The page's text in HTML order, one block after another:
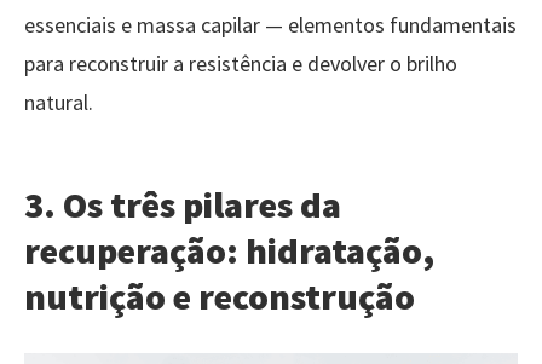
essenciais e massa capilar — elementos fundamentais
para reconstruir a resistência e devolver o brilho
natural.
3. Os três pilares da
recuperação: hidratação,
nutrição e reconstrução